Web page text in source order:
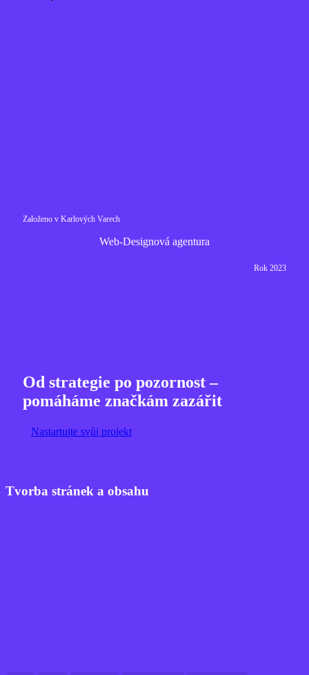
Založeno v Karlových Varech
Web-Designová agentura
Rok 2023
Od strategie po pozornost –
pomáháme značkám zazářit
Nastartujte svůj projekt
Tvorba stránek a obsahu